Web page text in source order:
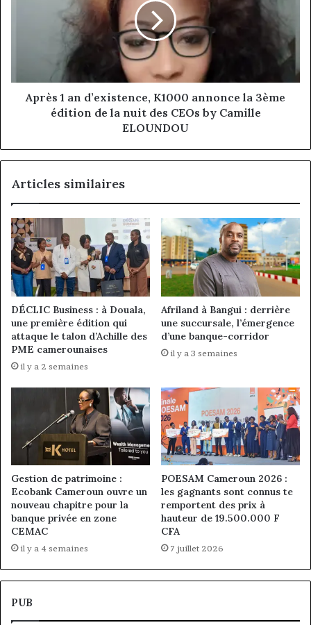
édition
CEOs
Camille
Après 1 an d’existence, K1000 annonce la 3ème
édition de la nuit des CEOs by Camille
ELOUNDOU
Articles similaires
DÉCLIC Business : à Douala,
une première édition qui
attaque le talon d’Achille des
PME camerounaises
il y a 2 semaines
Afriland à Bangui : derrière
une succursale, l’émergence
d’une banque-corridor
il y a 3 semaines
Gestion de patrimoine :
Ecobank Cameroun ouvre un
nouveau chapitre pour la
banque privée en zone
CEMAC
il y a 4 semaines
POESAM Cameroun 2026 :
les gagnants sont connus te
remportent des prix à
hauteur de 19.500.000 F
CFA
7 juillet 2026
PUB